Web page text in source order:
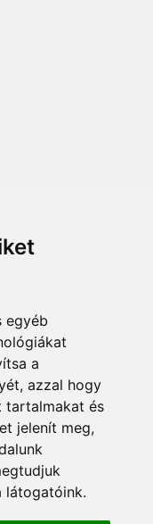
egyéb
a
azzal hogy
tartalmakat és
jelenít meg,
látogatóink.